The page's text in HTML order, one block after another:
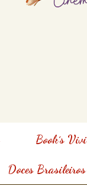
Book´s Vivi
Doces Brasileiros